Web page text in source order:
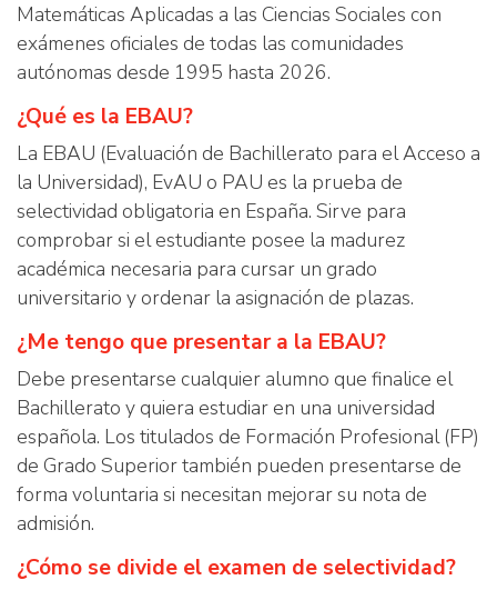
Matemáticas Aplicadas a las Ciencias Sociales con
exámenes oficiales de todas las comunidades
autónomas desde 1995 hasta 2026.
¿Qué es la EBAU?
La EBAU (Evaluación de Bachillerato para el Acceso a
la Universidad), EvAU o PAU es la prueba de
selectividad obligatoria en España. Sirve para
comprobar si el estudiante posee la madurez
académica necesaria para cursar un grado
universitario y ordenar la asignación de plazas.
¿Me tengo que presentar a la EBAU?
Debe presentarse cualquier alumno que finalice el
Bachillerato y quiera estudiar en una universidad
española. Los titulados de Formación Profesional (FP)
de Grado Superior también pueden presentarse de
forma voluntaria si necesitan mejorar su nota de
admisión.
¿Cómo se divide el examen de selectividad?